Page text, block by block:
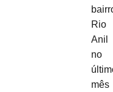
Rio
Anil
no
mês